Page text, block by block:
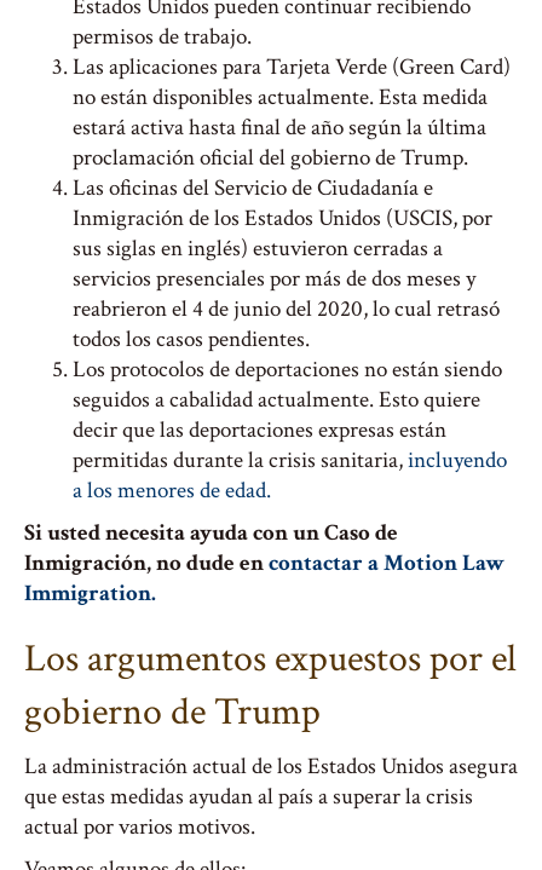
Estados Unidos pueden continuar recibiendo
permisos de trabajo.
Las aplicaciones para Tarjeta Verde (Green Card)
no están disponibles actualmente. Esta medida
estará activa hasta final de año según la última
proclamación oficial del gobierno de Trump.
Las oficinas del Servicio de Ciudadanía e
Inmigración de los Estados Unidos (USCIS, por
sus siglas en inglés) estuvieron cerradas a
servicios presenciales por más de dos meses y
reabrieron el 4 de junio del 2020, lo cual retrasó
todos los casos pendientes.
Los protocolos de deportaciones no están siendo
seguidos a cabalidad actualmente. Esto quiere
decir que las deportaciones expresas están
permitidas durante la crisis sanitaria,incluyendo
a los menores de edad.
Si usted necesita ayuda con un Caso de
Inmigración, no dude encontactar a Motion Law
Immigration.
Los argumentos expuestos por el
gobierno de Trump
La administración actual de los Estados Unidos asegura
que estas medidas ayudan al país a superar la crisis
actual por varios motivos.